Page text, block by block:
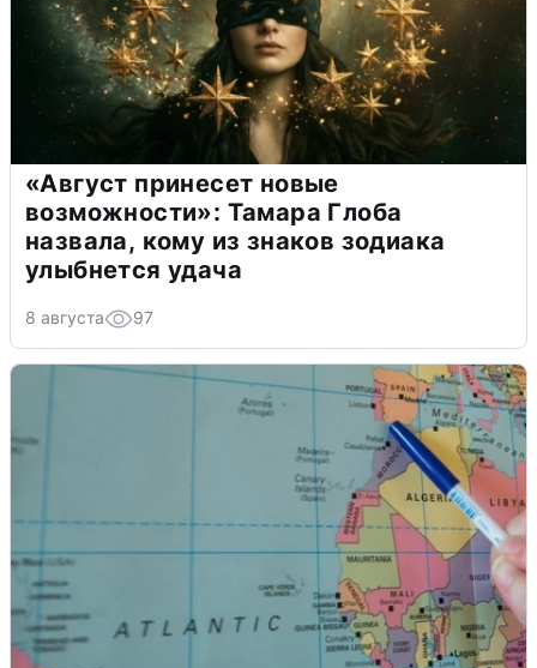
«Август принесет новые
возможности»: Тамара Глоба
назвала, кому из знаков зодиака
улыбнется удача
8 августа 97